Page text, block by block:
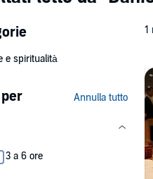
e spiritualità
Annulla tutto
3 a 6 ore
1